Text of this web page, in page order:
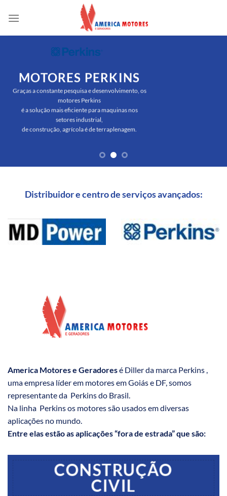
MOTORES PERKINS
Graças a constante pesquisa e desenvolvimento, os
motores Perkins
é a solução mais eficiente para maquinas nos
setores industrial,
de construção, agrícola é de terraplenagem.
Distribuidor e centro de serviços avançados:
America Motores e Geradoresé Diller da marca Perkins ,
uma empresa líder em motores em Goiás e DF, somos
representante da Perkins do Brasil.
Na linha Perkins os motores são usados em diversas
aplicações no mundo.
Entre elas estão as aplicações “fora de estrada” que são:
CONSTRUÇÃO
CIVIL